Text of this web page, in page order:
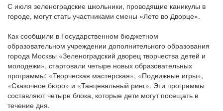
С июля зеленоградские школьники, проводящие каникулы в
городе, могут стать участниками смены «Лето во Дворце».
Как сообщили в Государственном бюджетном
образовательном учреждении дополнительного образования
города Москвы «Зеленоградский дворец творчества детей и
молодежи», стартовали четыре новых образовательных
программы: «Творческая мастерская», «Подвижные игры»,
«Сказочное бюро» и «Танцевальный ринг». Эти программы
составляют четыре блока, которые дети могут посещать в
течение дня.